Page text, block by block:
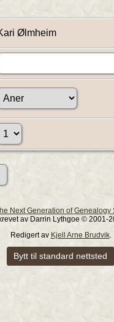
Ølmheim
Next Generation of Genealogy
av Darrin Lythgoe © 2001-
Redigert av Kjell Arne Brudvik.
Bytt til standard nettsted